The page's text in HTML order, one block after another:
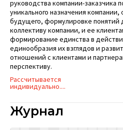
руководства компании-заказчика
уникального назначения
будущего, формулировке понятий
коллективу компании, и ее
формирование единства в
единообразия их взглядов и
отношений с клиентами и
перспективу.
Рассчитывается
индивидуально....
Журнал